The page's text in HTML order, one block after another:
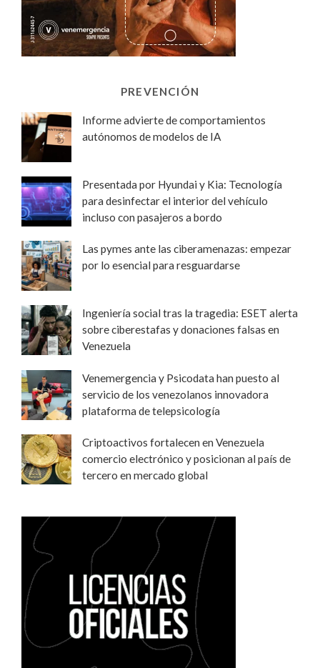
PREVENCIÓN
Informe advierte de comportamientos
autónomos de modelos de IA
Presentada por Hyundai y Kia: Tecnología
para desinfectar el interior del vehículo
incluso con pasajeros a bordo
Las pymes ante las ciberamenazas: empezar
por lo esencial para resguardarse
Ingeniería social tras la tragedia: ESET alerta
sobre ciberestafas y donaciones falsas en
Venezuela
Venemergencia y Psicodata han puesto al
servicio de los venezolanos innovadora
plataforma de telepsicología
Criptoactivos fortalecen en Venezuela
comercio electrónico y posicionan al país de
tercero en mercado global